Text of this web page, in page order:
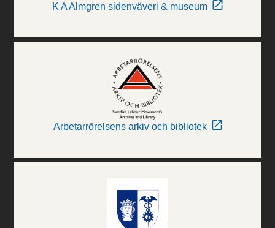
K A Almgren sidenväveri & museum
Arbetarrörelsens arkiv och bibliotek